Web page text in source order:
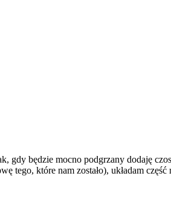
gdy będzie mocno podgrzany dodaję
tego, które nam zostało), układam